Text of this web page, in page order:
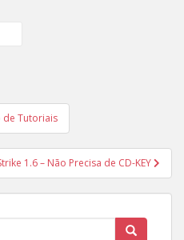
de Tutoriais
1.6 – Não Precisa de CD-KEY